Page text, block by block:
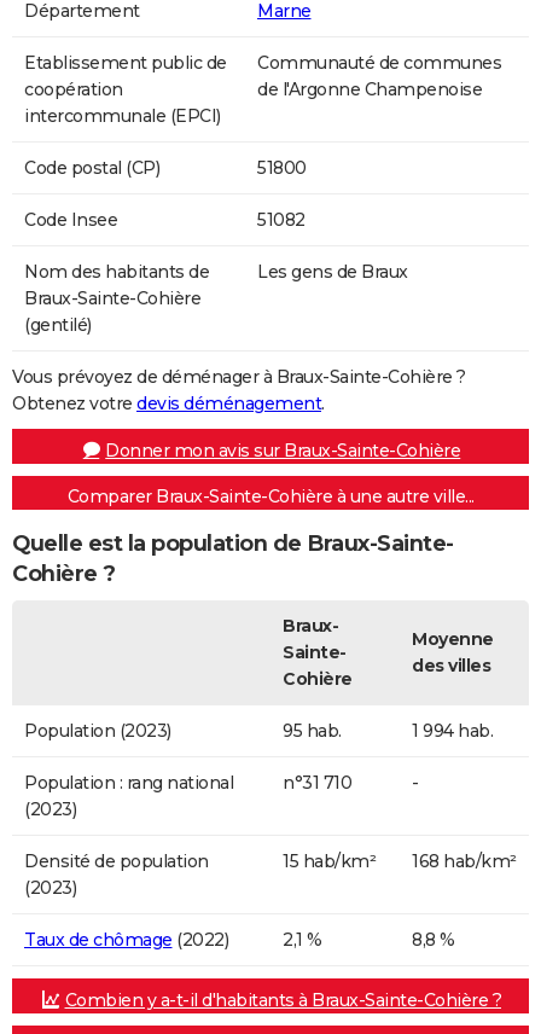
Département Marne
Etablissement public de
coopération
intercommunale (EPCI)
Communauté de communes
de l'Argonne Champenoise
Code postal (CP) 51800
Code Insee 51082
Nom des habitants de
Braux-Sainte-Cohière
(gentilé)
Les gens de Braux
Vous prévoyez de déménager à Braux-Sainte-Cohière ?
Obtenez votre devis déménagement.
Donner mon avis sur Braux-Sainte-Cohière
Comparer Braux-Sainte-Cohière à une autre ville...
Quelle est la population de Braux-Sainte-
Cohière ?
Braux-
Sainte-
Cohière
Moyenne
des villes
Population (2023) 95 hab. 1 994 hab.
Population : rang national
(2023)
n°31 710 -
Densité de population
(2023)
15 hab/km² 168 hab/km²
Taux de chômage (2022) 2,1 % 8,8 %
Combien y a-t-il d'habitants à Braux-Sainte-Cohière ?